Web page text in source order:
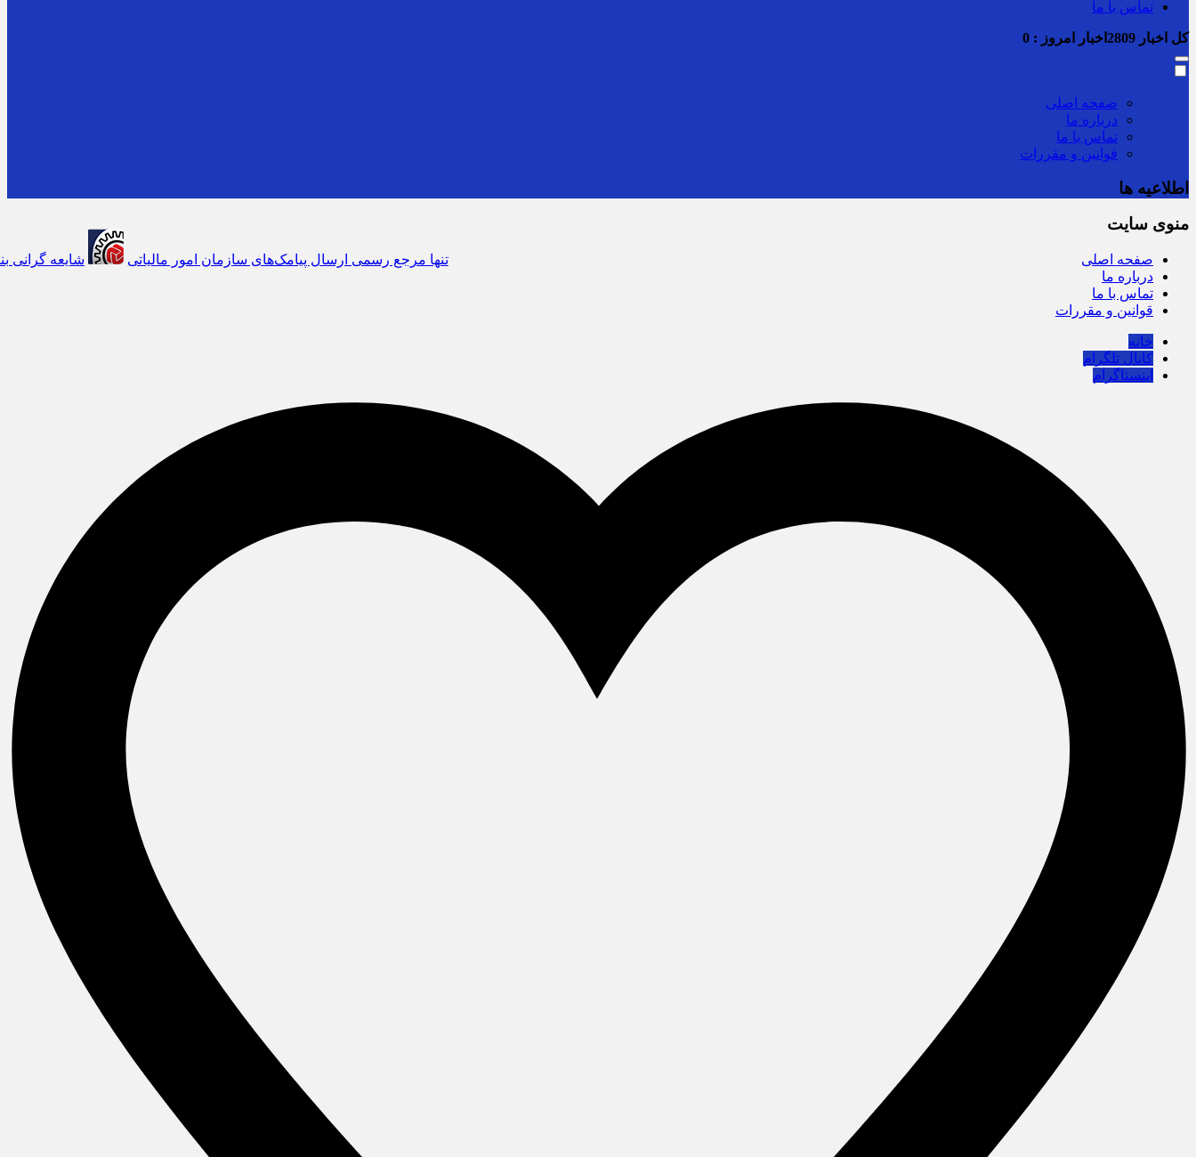
تماس با ما
کل اخبار اخبار امروز : 0
صفحه اصلی
درباره ما
تماس با ما
قوانین و مقررات
اطلاعیه ها
سرشماره «MALIAT» تنها مرجع رسمی ارسال پیامک‌های سازمان امور مالیاتی شایعه گرانی بنزین، قیمت خودروهای برقی
منوی سایت
صفحه اصلی
درباره ما
تماس با ما
قوانین و مقررات
خانه
کانال تلگرام
اینستاگرام